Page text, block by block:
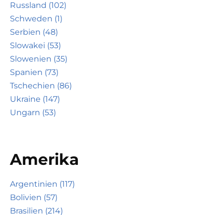
Russland (102)
Schweden (1)
Serbien (48)
Slowakei (53)
Slowenien (35)
Spanien (73)
Tschechien (86)
Ukraine (147)
Ungarn (53)
Amerika
Argentinien (117)
Bolivien (57)
Brasilien (214)